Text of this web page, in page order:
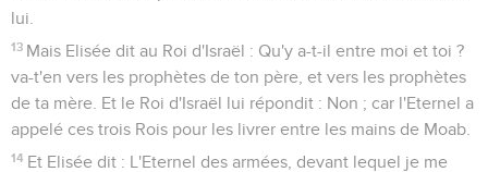
lui.
13 Mais Elisée dit au Roi d'Israël : Qu'y a-t-il entre moi et toi ?
va-t'en vers les prophètes de ton père, et vers les prophètes
de ta mère. Et le Roi d'Israël lui répondit : Non ; car l'Eternel a
appelé ces trois Rois pour les livrer entre les mains de Moab.
14 Et Elisée dit : L'Eternel des armées, devant lequel je me